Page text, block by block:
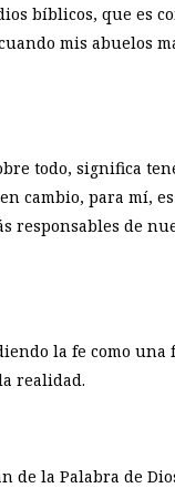
bíblicos, que es
mis abuelos
todo, significa
cambio, para mí,
responsables de
la fe como una
realidad.
de la Palabra de